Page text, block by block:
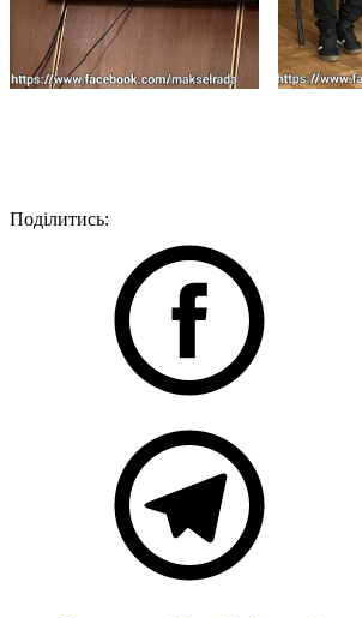
Поділитись: